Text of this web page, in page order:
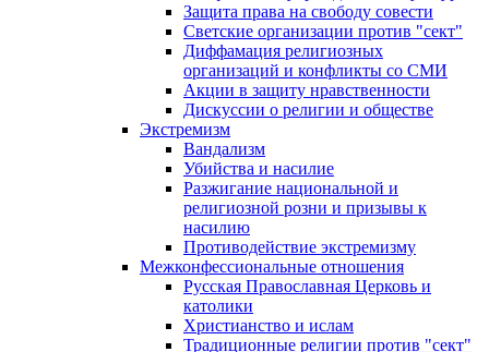
Защита права на свободу совести
Светские организации против "сект"
Диффамация религиозных
организаций и конфликты со СМИ
Акции в защиту нравственности
Дискуссии о религии и обществе
Экстремизм
Вандализм
Убийства и насилие
Разжигание национальной и
религиозной розни и призывы к
насилию
Противодействие экстремизму
Межконфессиональные отношения
Русская Православная Церковь и
католики
Христианство и ислам
Традиционные религии против "сект"